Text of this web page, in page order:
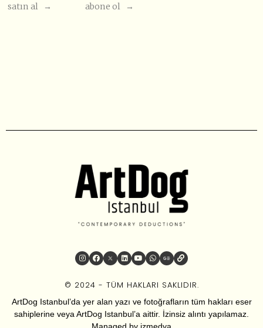
satın al → abone ol →
© 2024 - TÜM HAKLARI SAKLIDIR.
ArtDog Istanbul’da yer alan yazı ve fotoğrafların tüm hakları eser
sahiplerine veya ArtDog Istanbul’a aittir. İzinsiz alıntı yapılamaz.